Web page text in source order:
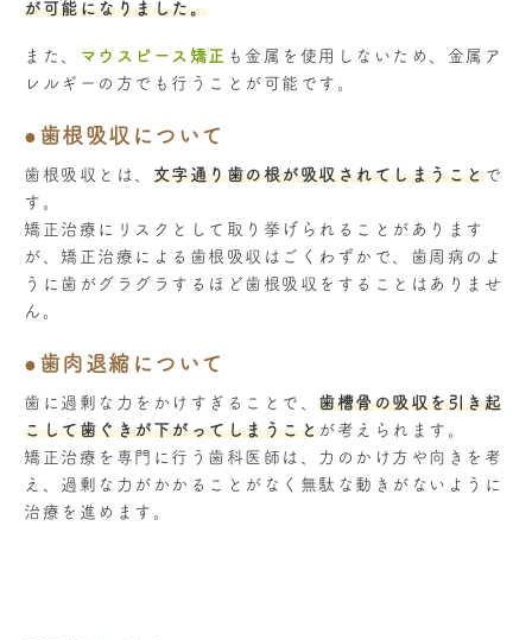
が可能になりました。
また、 マウスピース矯正 も金属を使用しないため、
金属ア
レルギーの方でも行うことが可能です。
●歯根吸収について
歯根吸収とは、 文字通り歯の根が吸収されてしまうことで
す。
矯正治療にリスクとして取り挙げられることがあります
が、矯正治療による歯根吸収はごくわずかで、
歯周病のよ
うに歯がグラグラするほど歯根吸収をすることはありませ
ん。
●歯肉退縮について
歯に過剰な力をかけすぎることで、 歯槽骨の吸収を引き起
こして歯ぐきが下がってしまうことが考えられます。
矯正治療を専門に行う歯科医師は、力のかけ方や向きを考
え、過剰な力がかかることがなく無駄な動きがないように
治療を進めます。